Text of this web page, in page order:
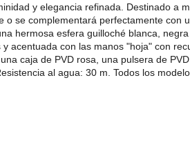
y elegancia refinada. Destinado a
se complementará perfectamente con
hermosa esfera guilloché blanca,
acentuada con las manos "hoja" con
caja de PVD rosa, una pulsera de
al agua: 30 m. Todos los